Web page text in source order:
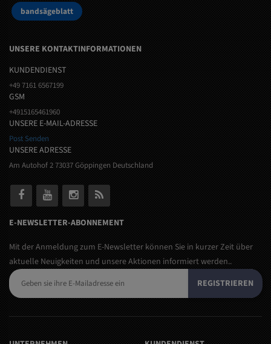
bandsägeblatt
UNSERE KONTAKTINFORMATIONEN
KUNDENDIENST
+49 7161 6567199
GSM
+4915165461960
UNSERE E-MAIL-ADRESSE
Post Senden
UNSERE ADRESSE
Am Autohof 2 73037 Göppingen Deutschland
E-NEWSLETTER-ABONNEMENT
Mit der Anmeldung zum E-Newsletter können Sie in kurzer Zeit über
aktuelle Neuigkeiten und unsere Aktionen informiert werden..
REGISTRIEREN